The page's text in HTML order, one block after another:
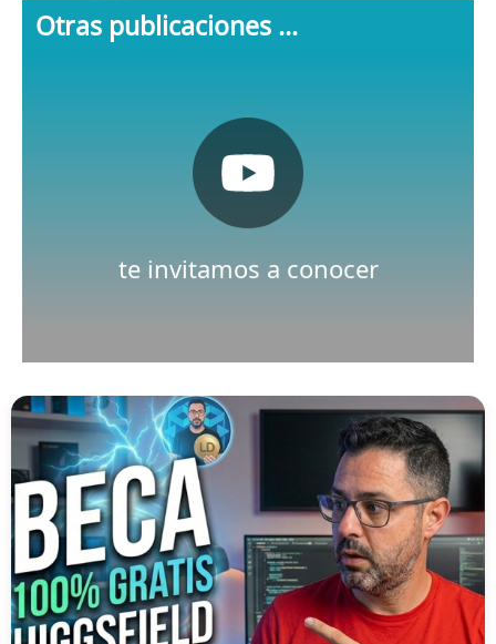
Otras publicaciones ...
te invitamos a conocer
Nuestro canal de Youtube
Pulsa aquí